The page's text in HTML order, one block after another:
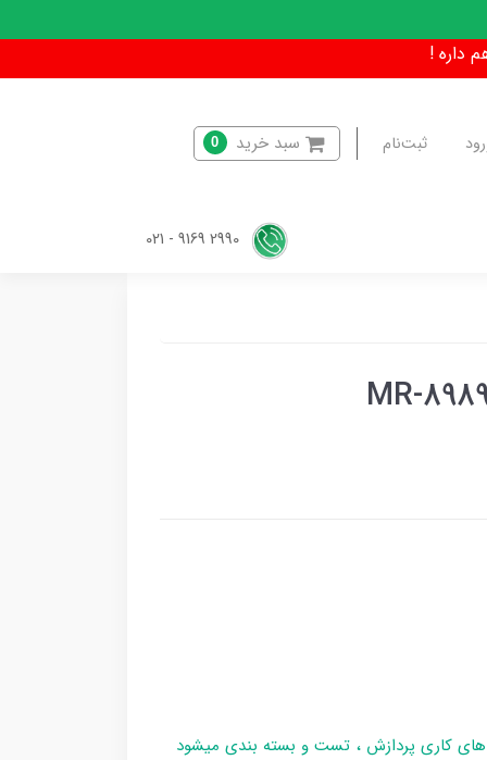
ثبت‌نام سبد خرید 0
های کاری پردازش ، تست و بسته بندی میشود